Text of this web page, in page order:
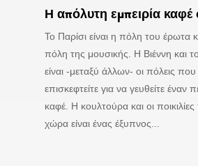
Η απόλυτη εμπειρία καφέ
Το Παρίσι είναι η πόλη του έρωτα
πόλη της μουσικής. Η Βιέννη και
είναι -μεταξύ άλλων- οι πόλεις που
επισκεφτείτε για να γευθείτε έναν
καφέ. Η κουλτούρα και οι
χώρα είναι ένας έξυπνος...